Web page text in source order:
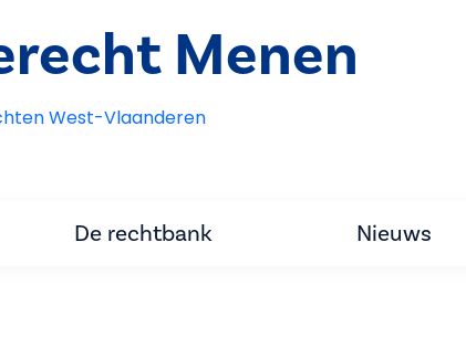
Menen
West-Vlaanderen
De rechtbank Nieuws